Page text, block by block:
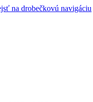
na drobečkovú navigáciu